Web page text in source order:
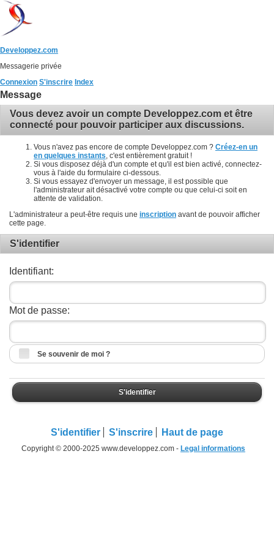
Developpez.com
Messagerie privée
Connexion S'inscrire Index
Message
Vous devez avoir un compte Developpez.com et être
connecté pour pouvoir participer aux discussions.
Vous n'avez pas encore de compte Developpez.com ? Créez-en un
en quelques instants , c'est entièrement gratuit !
Si vous disposez déjà d'un compte et qu'il est bien activé, connectez-
vous à l'aide du formulaire ci-dessous.
Si vous essayez d'envoyer un message, il est possible que
l'administrateur ait désactivé votre compte ou que celui-ci soit en
attente de validation.
L'administrateur a peut-être requis une inscription avant de pouvoir afficher
cette page.
S'identifier
Identifiant:
Mot de passe:
Se souvenir de moi ?
S'identifier
S'identifier S'inscrire Haut de page
Copyright © 2000-2025 www.developpez.com - Legal informations